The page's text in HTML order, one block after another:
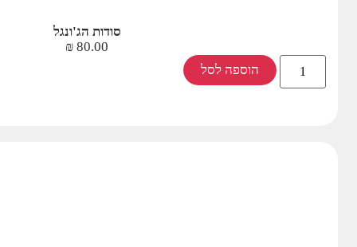
סודות הג'ונגל
80.00
₪
הוספה לסל